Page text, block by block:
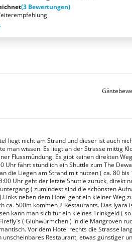
(3 Bewertungen)
liegt nicht am Strand und dieser ist auch
man wissen. Es liegt an der Strasse mittig
Flussmündung. Es gibt keinen direkten
Uhr fährt stündlich ein Shuttle zum The
die Liegen am Strand mit nutzen ( ca. 80 bis
Uhr geht der letzte Shuttle zurück, direkt
( zumindest sind die schönsten
neben dem Hotel geht ein kleiner Weg
ca. 500m kommen 2 Restaurants. Das Iyara
kann man sich für ein kleines Trinkgeld (
( Glühwürmchen ) in die Mangroven
Vor dem Hotel rechts die Strasse
unscheinbares Restaurant, etwas günstiger